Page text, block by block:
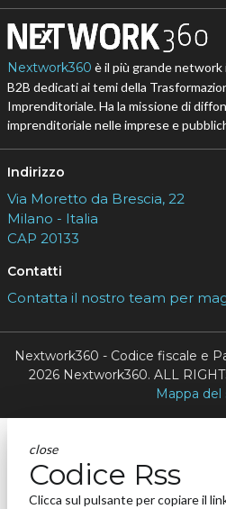
Nextwork360 è il più grande
B2B dedicati ai temi della
Imprenditoriale. Ha la missione di
imprenditoriale nelle imprese e
Indirizzo
Via Moretto da Brescia, 22
Milano - Italia
CAP 20133
Contatti
Contatta il nostro team per
Nextwork360 - Codice fiscale e
2026 Nextwork360. ALL
Mappa del
close
Codice Rss
Clicca sul pulsante per copiare il